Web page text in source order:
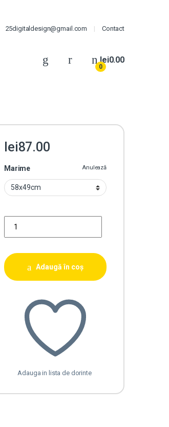
25digitaldesign@gmail.com Contact
0
lei0.00
lei87.00
Marime Anulează
Adaugă în coș
Adauga in lista de dorinte